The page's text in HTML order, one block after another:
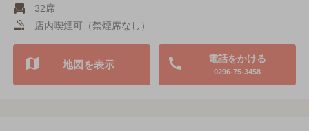
32席
店内喫煙可（禁煙席なし）
電話をかける
0296-75-3458
地図を表示